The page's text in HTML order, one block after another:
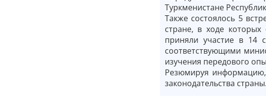
Туркменистане
Также состоялось 5
стране, в ходе
приняли участие в 14
соответствующими
изучения передового
Резюмируя
законодательства страны.